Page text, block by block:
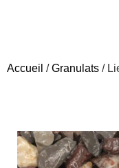
Accueil /Granulats /